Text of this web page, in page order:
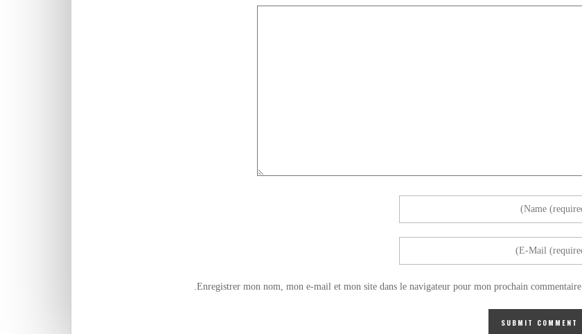
Enregistrer mon nom, mon e-mail et mon site dans le navigateur pour mon prochain commentaire.